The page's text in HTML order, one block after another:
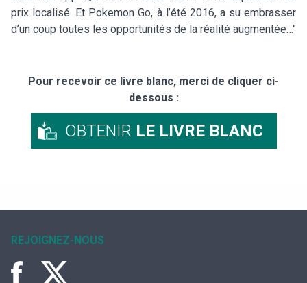
prix localisé. Et Pokemon Go, à l’été 2016, a su embrasser
d’un coup toutes les opportunités de la réalité augmentée…"
Pour recevoir ce livre blanc, merci de cliquer ci-
dessous :
OBTENIR LE LIVRE BLANC
REJOIGNEZ-NOUS